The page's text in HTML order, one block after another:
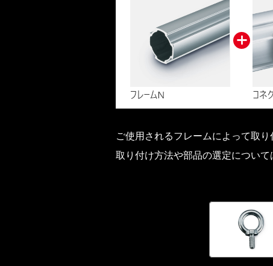
ご使用されるフレームによって取り
取り付け方法や部品の選定について